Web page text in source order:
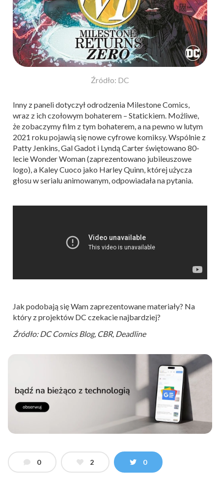
Źródło: DC
Inny z paneli dotyczył odrodzenia Milestone Comics,
wraz z ich czołowym bohaterem – Statickiem. Możliwe,
że zobaczymy film z tym bohaterem, a na pewno w lutym
2021 roku pojawią się nowe cyfrowe komiksy. Wspólnie z
Patty Jenkins, Gal Gadot i Lyndą Carter świętowano 80-
lecie Wonder Woman (zaprezentowano jubileuszowe
logo), a Kaley Cuoco jako Harley Quinn, której użycza
głosu w serialu animowanym, odpowiadała na pytania.
Jak podobają się Wam zaprezentowane materiały? Na
który z projektów DC czekacie najbardziej?
Źródło: DC Comics Blog, CBR, Deadline
0 2 0